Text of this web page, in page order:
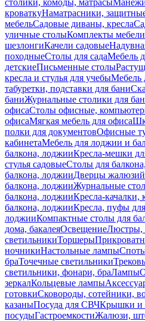
столики, комоды, матрасы
кроваткуНаматрасники,
мебельСадовые диваны, кресла
уличные столыКомплекты мебели
шезлонгиКачели садовые
походныеСтолы для садаМебель
детскиеПисьменные столы
кресла и стулья для учебыМебель
табуретки, подставки для бани
баниЖурнальные столики для
офисаСтолы офисные,
офисаМягкая мебель для офиса
полки для документовОфисные
кабинетаМебель для лоджии и
балкона, лоджииКресла-мешки
стулья садовыеСтолы для
балкона, лоджииДверцы
балкона, лоджииЖурнальные
балкона, лоджииКресла-качалки,
балкона, лоджииКресла, пуфы
лоджииКомпактные столы для
дома, бакалеяОсвещениеЛюстры,
светильникиТоршеры
ночникиНастольные лампы
браТочечные светильники
светильники, фонари, браЛампы
зеркалКольцевые лампы
готовкиСковороды, сотейники,
казаныПосуда для СВЧКрышки и
посудыГастроемкостиЖалюзи,